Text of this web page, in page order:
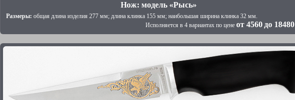
Нож: модель «Рысь»
Размеры: общая длина изделия 277 мм; длина клинка 155 мм; наибольшая ширина клинка 32 мм.
Исполняется в 4 вариантах по цене от 4560 до 18480